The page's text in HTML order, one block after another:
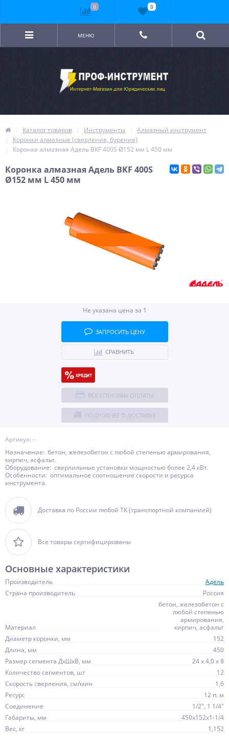
МЕНЮ
Каталог товаров Инструменты
Алмазный инструмент
Коронки алмазные (сверление, бурение)
Коронка алмазная Адель BKF 400S Ø152 мм L 450 мм
Коронка алмазная Адель BKF 400S
Ø152 мм L 450 мм
Артикул: -
Назначение: бетон, железобетон с любой степенью армирования,
кирпич, асфальт.
Оборудование: сверлильные установки мощностью более 2,4 кВт.
Особенности: оптимальное соотношение скорости и ресурса
инструмента.
Доставка по России любой ТК (транспортной компанией)
Все товары сертифицированы
Не указана цена за 1
ЗАПРОСИТЬ ЦЕНУ
СРАВНИТЬ
ВСЕ СПОСОБЫ ОПЛАТЫ
ПОДРОБНЕЕ О ДОСТАВКЕ
Основные характеристики
Производитель
Адель
Страна производитель
Россия
Материал
бетон, железобетон с
любой степенью
армирования,
кирпич, асфальт
Диаметр коронки, мм
152
Длина, мм
450
Размер сегмента ДхШхВ, мм
24 х 4,0 х 8
Количество сегментов, шт
12
Скорость сверления, см/мин
1,6
Ресурс
12 п. м
Соединение
1/2", 1 1/4"
Габариты, мм
450х152х1-1/4
Вес, кг
1,152
0 0